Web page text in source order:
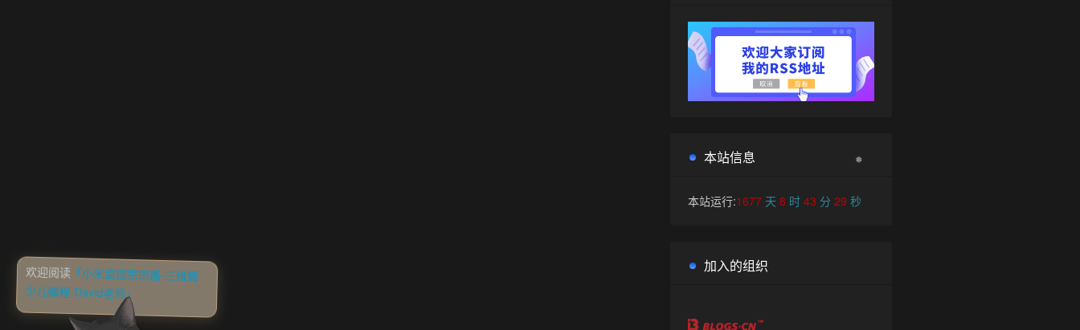
本站信息
本站运行:1677天 8 时 43 分 29 秒
加入的组织
欢迎阅读 「小米监控宗宗酱-三维狐
少儿编程-David老师」